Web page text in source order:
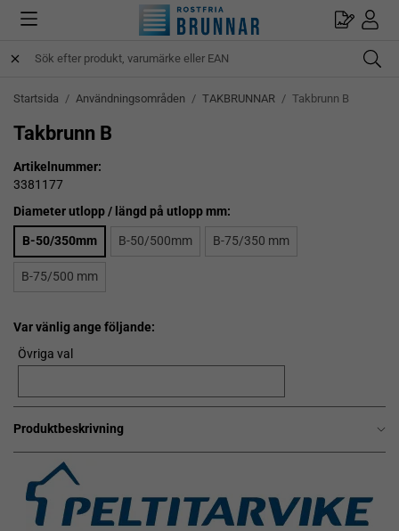
Startsida / Användningsområden / TAKBRUNNAR / Takbrunn B
Takbrunn B
Artikelnummer:
3381177
Diameter utlopp / längd på utlopp mm:
B-50/350mm
B-50/500mm B-75/350 mm
B-75/500 mm
Var vänlig ange följande:
Övriga val
Produktbeskrivning